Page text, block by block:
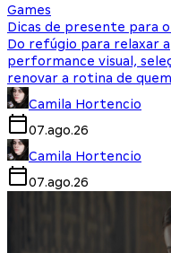
Games
Dicas de presente para
Do refúgio para relaxar
performance visual,
renovar a rotina de
Camila Hortencio
07.ago.26
Camila Hortencio
07.ago.26